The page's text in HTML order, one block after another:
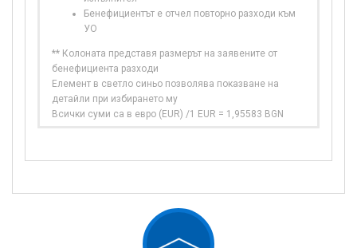
Бенефициентът е отчел повторно разходи към
УО
** Колоната представя размерът на заявените от
бенефициента разходи
Елемент в светло синьо позволява показване на
детайли при избирането му
Всички суми са в евро (EUR) /1 EUR = 1,95583 BGN